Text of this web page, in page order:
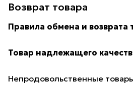
Возврат товара
Правила обмена и возврата
Товар надлежащего
Непродовольственные